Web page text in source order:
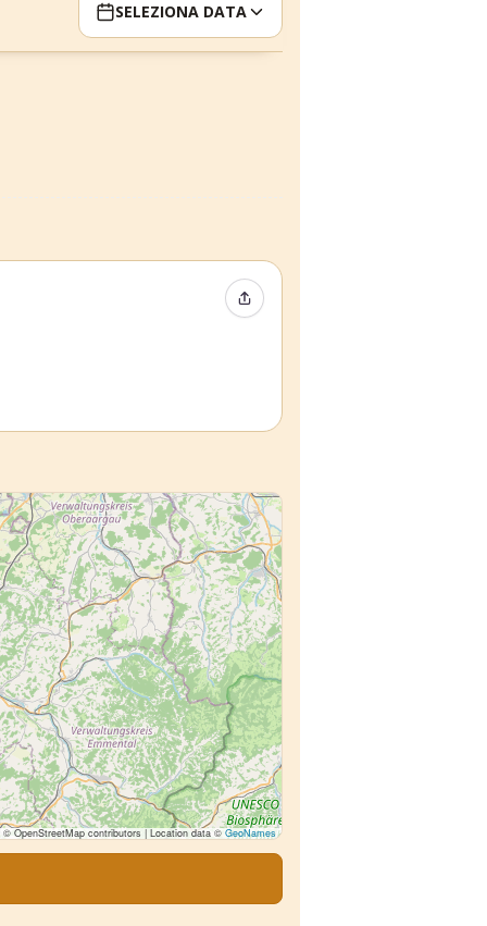
SELEZIONA DATA
Condividi evento
© OpenStreetMap contributors | Location data ©GeoNames